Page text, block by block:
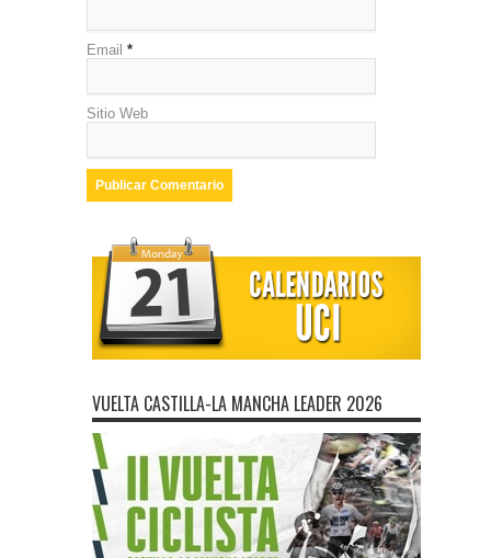
Email *
Sitio Web
VUELTA CASTILLA-LA MANCHA LEADER 2026